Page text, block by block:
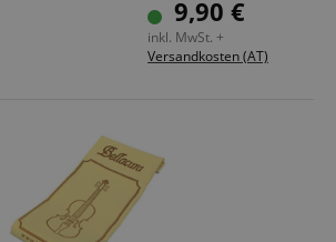
9,90 €
inkl. MwSt. +
Versandkosten (AT)